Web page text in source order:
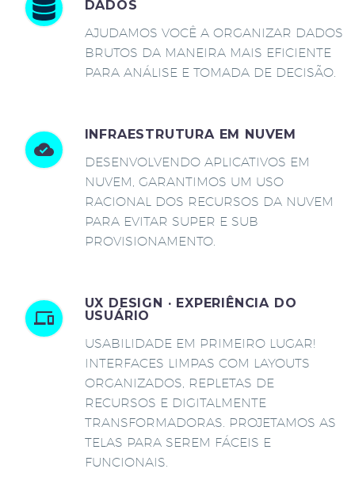
DADOS
AJUDAMOS VOCÊ A ORGANIZAR DADOS
BRUTOS DA MANEIRA MAIS EFICIENTE
PARA ANÁLISE E TOMADA DE DECISÃO.
INFRAESTRUTURA EM NUVEM
DESENVOLVENDO APLICATIVOS EM
NUVEM, GARANTIMOS UM USO
RACIONAL DOS RECURSOS DA NUVEM
PARA EVITAR SUPER E SUB
PROVISIONAMENTO.
UX DESIGN · EXPERIÊNCIA DO
USUÁRIO
USABILIDADE EM PRIMEIRO LUGAR!
INTERFACES LIMPAS COM LAYOUTS
ORGANIZADOS, REPLETAS DE
RECURSOS E DIGITALMENTE
TRANSFORMADORAS. PROJETAMOS AS
TELAS PARA SEREM FÁCEIS E
FUNCIONAIS.